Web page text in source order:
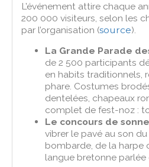
L’événement attire chaque
200 000 visiteurs, selon les
par l’organisation (source).
La Grande Parade
de 2 500 participants
en habits traditionnels,
phare. Costumes
dentelées, chapeaux
complet de fest-noz :
Le concours de
vibrer le pavé au son
bombarde, de la harpe
langue bretonne